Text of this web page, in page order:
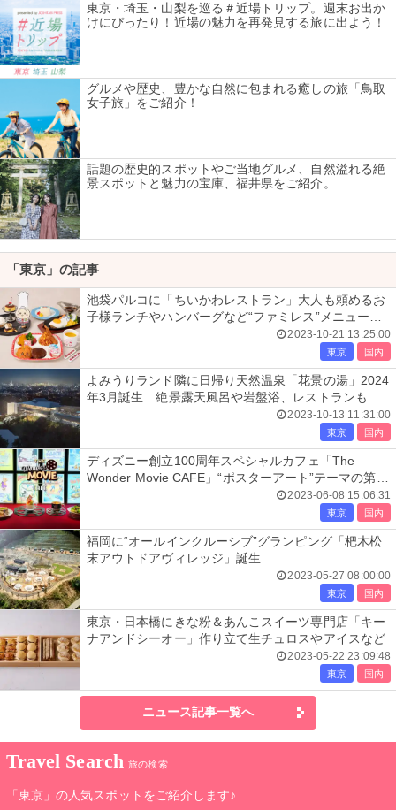
東京・埼玉・山梨を巡る＃近場トリップ。週末お出か
けにぴったり！近場の魅力を再発見する旅に出よう！
グルメや歴史、豊かな自然に包まれる癒しの旅「鳥取
女子旅」をご紹介！
話題の歴史的スポットやご当地グルメ、自然溢れる絶
景スポットと魅力の宝庫、福井県をご紹介。
「東京」の記事
池袋パルコに「ちいかわレストラン」大人も頼めるお
子様ランチやハンバーグなど“ファミレス”メニュー充
2023-10-21 13:25:00
東京 国内
よみうりランド隣に日帰り天然温泉「花景の湯」2024
年3月誕生 絶景露天風呂や岩盤浴、レストランも出
2023-10-13 11:31:00
東京 国内
ディズニー創立100周年スペシャルカフェ「The
Wonder Movie CAFE」“ポスターアート”テーマの第2
2023-06-08 15:06:31
東京 国内
福岡に“オールインクルーシブ”グランピング「杷木松
末アウトドアヴィレッジ」誕生
2023-05-27 08:00:00
東京 国内
東京・日本橋にきな粉＆あんこスイーツ専門店「キー
ナアンドシーオー」作り立て生チュロスやアイスなど
2023-05-22 23:09:48
東京 国内
ニュース記事一覧へ
Travel Search 旅の検索
「東京」の人気スポットをご紹介します♪